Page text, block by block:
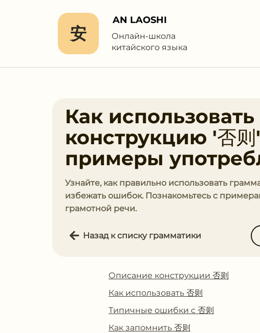
安
AN LAOSHI
Онлайн-школа
китайского языка
Как
конструкцию '否
примеры
Узнайте, как правильно использовать
избежать ошибок. Познакомьтесь с
грамотной речи.
Назад к списку грамматики
Описание конструкции 否则
Как использовать 否则
Типичные ошибки с 否则
Как запомнить 否则